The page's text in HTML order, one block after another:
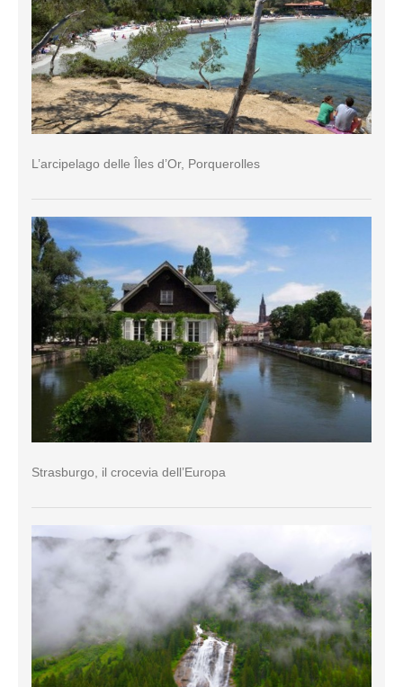
L’arcipelago delle Îles d’Or, Porquerolles
Strasburgo, il crocevia dell’Europa